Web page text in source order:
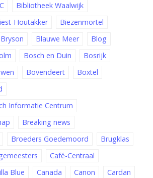
Bibliotheek Waalwijk
Houtakker
Biezenmortel
Blauwe Meer
Blog
Bosch en Duin
Bosrijk
Bovendeert
Boxtel
Informatie Centrum
Breaking news
Broeders Goedemoord
Brugklas
Café-Centraal
Blue Canada Canon
Cardan